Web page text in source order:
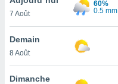
et
»,
au
vous
7 Août
60%
0.5 mm
Demain
8 Août
Dimanche